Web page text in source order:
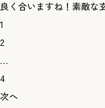
良く合いますね！素敵な
1
2
…
4
次へ